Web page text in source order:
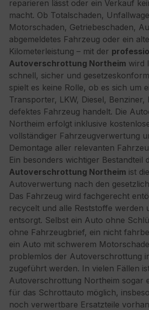
reparieren lässt oder ein Verkauf
macht. Ob Totalschaden,
Motorschaden, Getriebeschaden,
abgemeldetes Fahrzeug oder ein
Kilometerleistung – mit der
Autoverschrottung Northeim wird
schnell, sicher und
spielt es keine Rolle, ob es sich um
Transporter, LKW, Diesel, Benziner,
defektes Fahrzeug handelt. Die
Northeim erfolgt inklusive
vollständiger Fahrzeugverwertung
Demontage aller relevanten
Ein besonders wichtiger Bestandteil
Autoverschrottung Northeim ist
Autoverwertung nach den
Das Fahrzeug wird fachgerecht
recycelt und alle Reststoffe werden
entsorgt. Selbst ein Auto ohne
ohne Fahrzeugbrief, ein nicht
ein Auto mit schwerem
problemlos der Autoverschrottung
zugeführt werden. In vielen Fällen
Autoverschrottung Northeim sogar
für das Schrottauto möglich,
noch verwertbare Ersatzteile